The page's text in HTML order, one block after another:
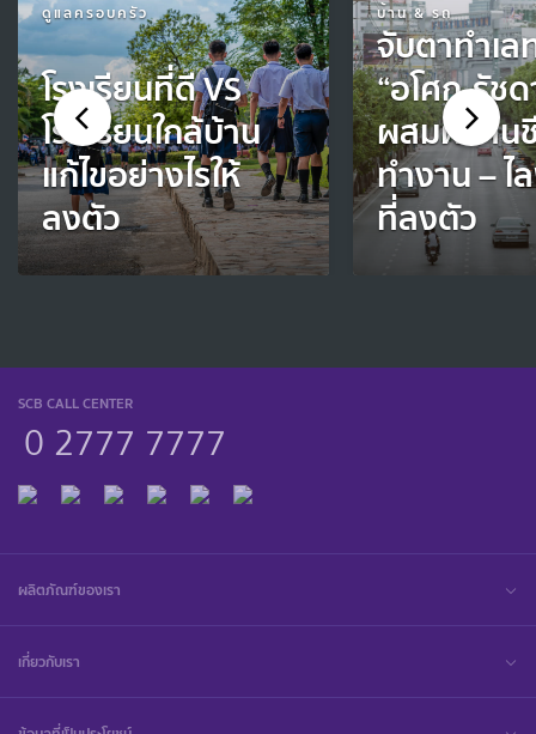
ดูแลครอบครัว
โรงเรียนที่ดี VS
โรงเรียนใกล้บ้าน
แก้ไขอย่างไรให้
ลงตัว
บ้าน & รถ
จับตาทำเ
“อโศก-รัช
ผสมผสาน
ทำงาน – ไ
ที่ลงตัว
SCB CALL CENTER
0 2777 7777
ผลิตภัณฑ์ของเรา
เกี่ยวกับเรา